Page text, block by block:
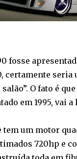
fosse
certamente seria
O fato é
em 1995, vai a
tem um motor
720hp e